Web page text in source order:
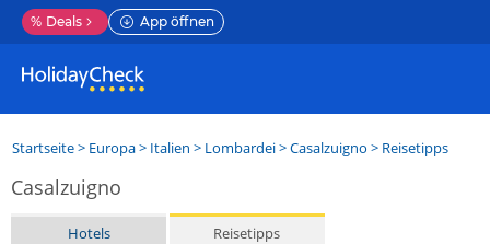
% Deals App öffnen
Startseite> Europa> Italien > Lombardei>Casalzuigno > Reisetipps
Casalzuigno
Hotels Reisetipps